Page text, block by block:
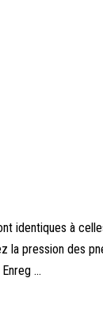
identiques à
la pression des
...